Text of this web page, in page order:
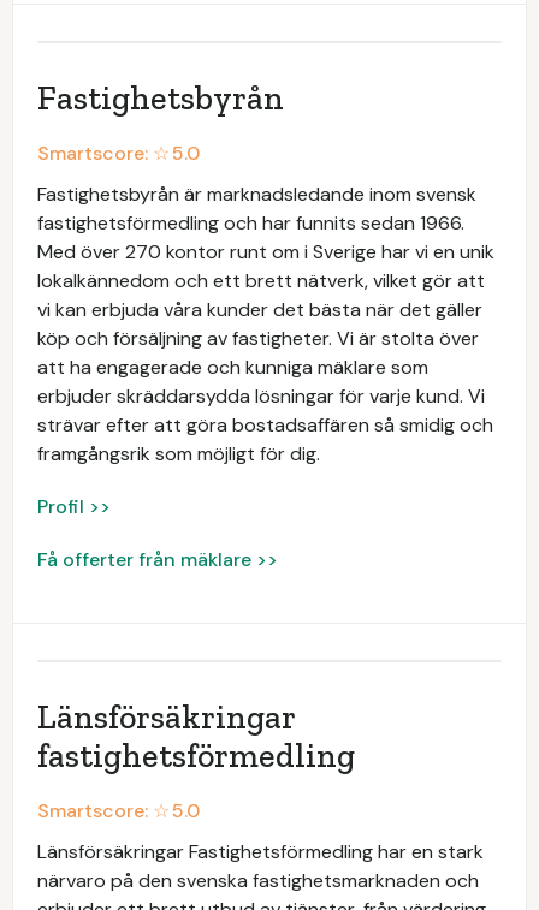
Fastighetsbyrån
Smartscore: ☆5.0
Fastighetsbyrån är marknadsledande inom svensk
fastighetsförmedling och har funnits sedan 1966.
Med över 270 kontor runt om i Sverige har vi en unik
lokalkännedom och ett brett nätverk, vilket gör att
vi kan erbjuda våra kunder det bästa när det gäller
köp och försäljning av fastigheter. Vi är stolta över
att ha engagerade och kunniga mäklare som
erbjuder skräddarsydda lösningar för varje kund. Vi
strävar efter att göra bostadsaffären så smidig och
framgångsrik som möjligt för dig.
Profil >>
Få offerter från mäklare >>
Länsförsäkringar
fastighetsförmedling
Smartscore: ☆5.0
Länsförsäkringar Fastighetsförmedling har en stark
närvaro på den svenska fastighetsmarknaden och